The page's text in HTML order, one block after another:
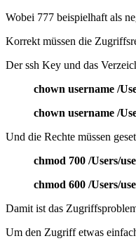
Wobei 777 beispielhaft als
Korrekt müssen die
Der ssh Key und das
chown username /
chown username /
Und die Rechte müssen
chmod 700 /Users/
chmod 600 /Users/
Damit ist das
Um den Zugriff etwas